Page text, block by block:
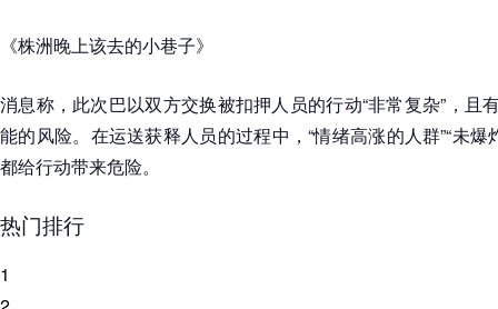
《株洲晚上该去的小巷子》
消息称，此次巴以双方交换被扣押人员的行动“非常复杂”，且
能的风险。在运送获释人员的过程中，“情绪高涨的人群”“未
都给行动带来危险。
热门排行
1